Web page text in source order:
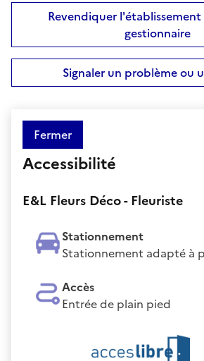
Revendiquer
gestionnaire
Signaler un problème ou
Fermer
Accessibilité
E&L Fleurs Déco - Fleuriste
Stationnement
Stationnement adapté à
Accès
Entrée de plain pied